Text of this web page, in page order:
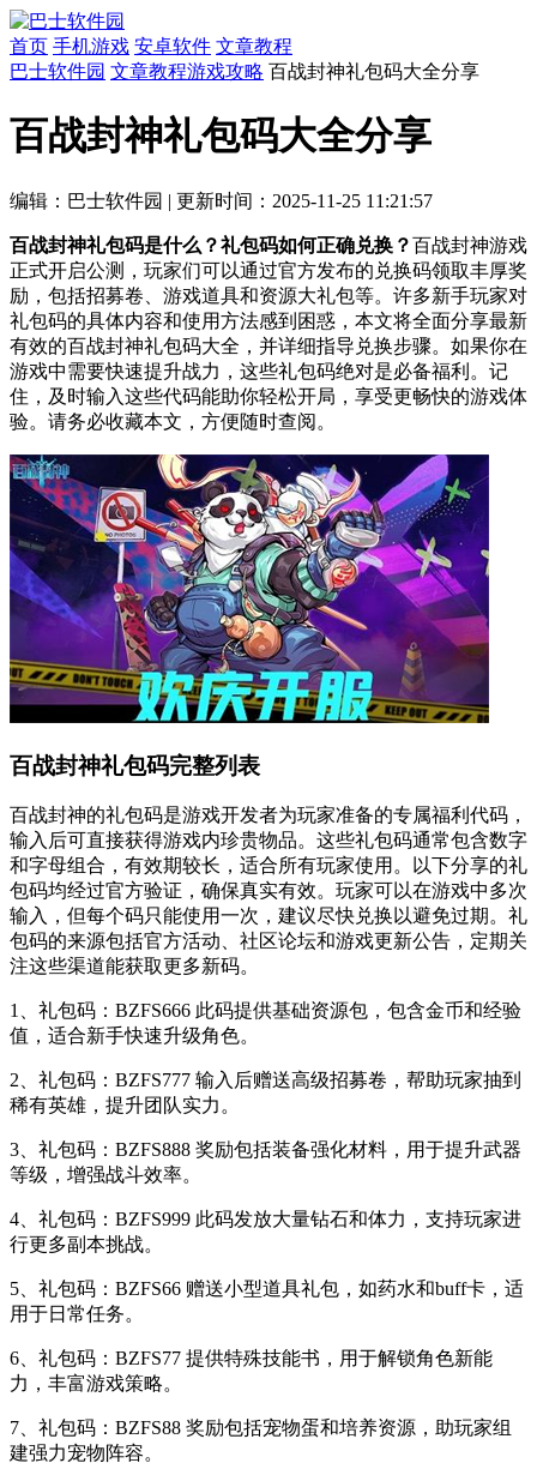
首页 手机游戏 安卓软件 文章教程
巴士软件园 文章教程游戏攻略 百战封神礼包码大全分享
百战封神礼包码大全分享
编辑：巴士软件园 | 更新时间：2025-11-25 11:21:57
百战封神礼包码是什么？礼包码如何正确兑换？百战封神游戏
正式开启公测，玩家们可以通过官方发布的兑换码领取丰厚奖
励，包括招募卷、游戏道具和资源大礼包等。许多新手玩家对
礼包码的具体内容和使用方法感到困惑，本文将全面分享最新
有效的百战封神礼包码大全，并详细指导兑换步骤。如果你在
游戏中需要快速提升战力，这些礼包码绝对是必备福利。记
住，及时输入这些代码能助你轻松开局，享受更畅快的游戏体
验。请务必收藏本文，方便随时查阅。
百战封神礼包码完整列表
百战封神的礼包码是游戏开发者为玩家准备的专属福利代码，
输入后可直接获得游戏内珍贵物品。这些礼包码通常包含数字
和字母组合，有效期较长，适合所有玩家使用。以下分享的礼
包码均经过官方验证，确保真实有效。玩家可以在游戏中多次
输入，但每个码只能使用一次，建议尽快兑换以避免过期。礼
包码的来源包括官方活动、社区论坛和游戏更新公告，定期关
注这些渠道能获取更多新码。
1、礼包码：BZFS666 此码提供基础资源包，包含金币和经验
值，适合新手快速升级角色。
2、礼包码：BZFS777 输入后赠送高级招募卷，帮助玩家抽到
稀有英雄，提升团队实力。
3、礼包码：BZFS888 奖励包括装备强化材料，用于提升武器
等级，增强战斗效率。
4、礼包码：BZFS999 此码发放大量钻石和体力，支持玩家进
行更多副本挑战。
5、礼包码：BZFS66 赠送小型道具礼包，如药水和buff卡，适
用于日常任务。
6、礼包码：BZFS77 提供特殊技能书，用于解锁角色新能
力，丰富游戏策略。
7、礼包码：BZFS88 奖励包括宠物蛋和培养资源，助玩家组
建强力宠物阵容。